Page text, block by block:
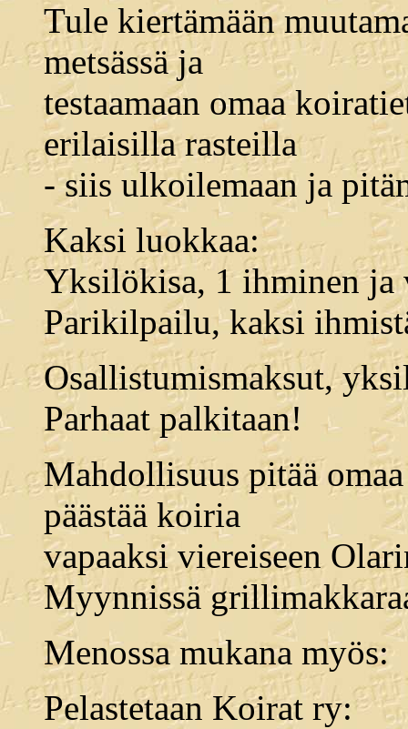
Tule kiertämään
metsässä ja
testaamaan omaa
erilaisilla rasteilla
- siis ulkoilemaan ja
Kaksi luokkaa:
Yksilökisa, 1 ihminen ja
Parikilpailu, kaksi
Osallistumismaksut,
Parhaat palkitaan!
Mahdollisuus pitää
päästää koiria
vapaaksi viereiseen
Myynnissä
Menossa mukana myös:
Pelastetaan Koirat ry: